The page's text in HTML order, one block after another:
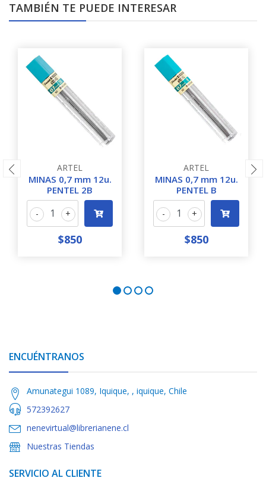
TAMBIÉN TE PUEDE INTERESAR
ARTEL
MINAS 0,7 mm 12u.
PENTEL 2B
+
-
$850
ARTEL
MINAS 0,7 mm 12u.
PENTEL B
+
-
$850
ENCUÉNTRANOS
Amunategui 1089, Iquique, , iquique, Chile
572392627
nenevirtual@librerianene.cl
Nuestras Tiendas
SERVICIO AL CLIENTE